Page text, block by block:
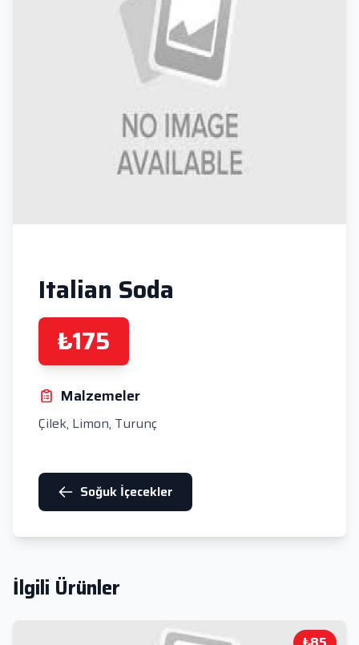
Italian Soda
₺175
Malzemeler
Çilek, Limon, Turunç
Soğuk İçecekler
İlgili Ürünler